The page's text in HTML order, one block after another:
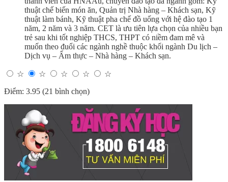
thuật chế biến món ăn, Quản trị Nhà hàng – Khách sạn, Kỹ
thuật làm bánh, Kỹ thuật pha chế đồ uống với hệ đào tạo 1
năm, 2 năm và 3 năm. CET là ưu tiên lựa chọn của nhiều bạn
trẻ sau khi tốt nghiệp THCS, THPT có niềm đam mê và
muốn theo đuổi các ngành nghề thuộc khối ngành Du lịch –
Dịch vụ – Ẩm thực – Nhà hàng – Khách sạn.
☆ ☆ ☆ ☆
☆
Điểm: 3.95 (21 bình chọn)